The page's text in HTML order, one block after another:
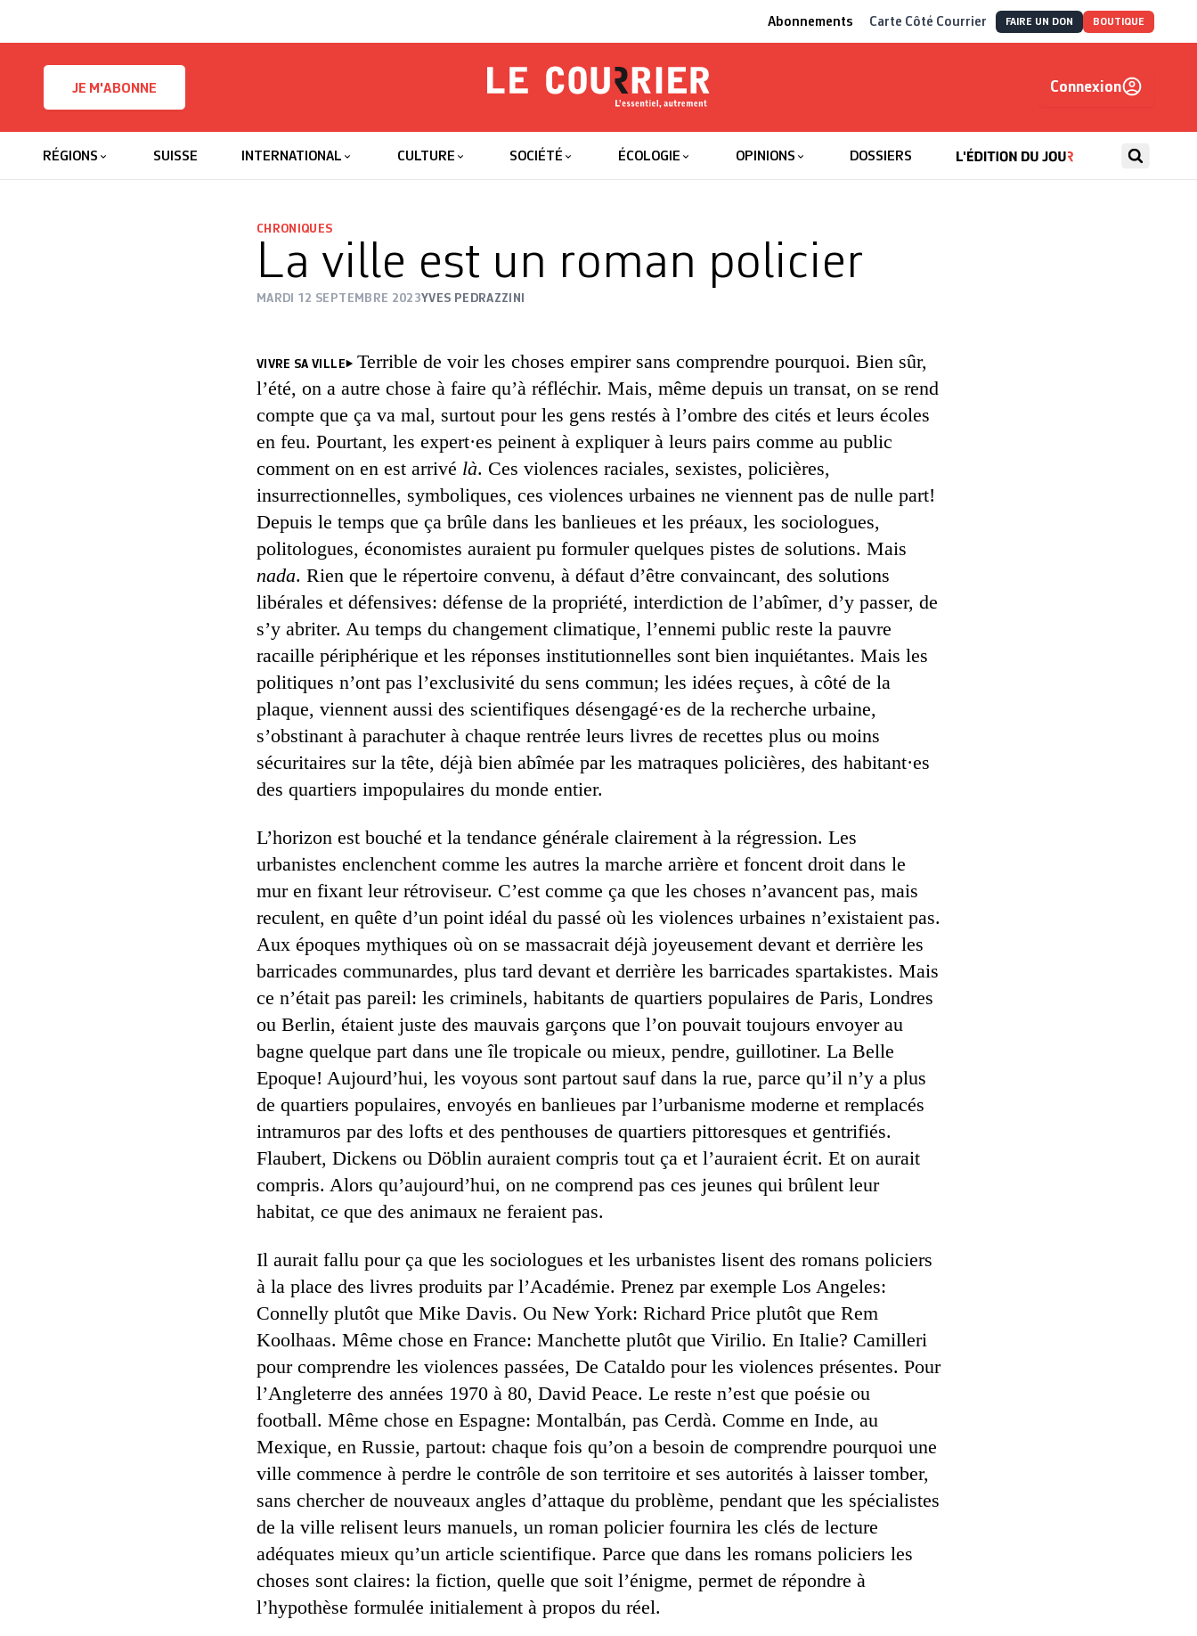
Abonnements Carte Côté Courrier FAIRE UN DON BOUTIQUE
JE M'ABONNE
Le Courrier
Connexion
RÉGIONS SUISSE INTERNATIONAL CULTURE SOCIÉTÉ ÉCOLOGIE OPINIONS DOSSIERS
CHRONIQUES
La ville est un roman policier
MARDI 12 SEPTEMBRE 2023YVES PEDRAZZINI
VIVRE SA VILLE
Terrible de voir les choses empirer sans comprendre pourquoi. Bien sûr,
l’été, on a autre chose à faire qu’à réfléchir. Mais, même depuis un transat, on se rend
compte que ça va mal, surtout pour les gens restés à l’ombre des cités et leurs écoles
en feu. Pourtant, les expert·es peinent à expliquer à leurs pairs comme au public
comment on en est arrivé là. Ces violences raciales, sexistes, policières,
insurrectionnelles, symboliques, ces violences urbaines ne viennent pas de nulle part!
Depuis le temps que ça brûle dans les banlieues et les préaux, les sociologues,
politologues, économistes auraient pu formuler quelques pistes de solutions. Mais
nada. Rien que le répertoire convenu, à défaut d’être convaincant, des solutions
libérales et défensives: défense de la propriété, interdiction de l’abîmer, d’y passer, de
s’y abriter. Au temps du changement climatique, l’ennemi public reste la pauvre
racaille périphérique et les réponses institutionnelles sont bien inquiétantes. Mais les
politiques n’ont pas l’exclusivité du sens commun; les idées reçues, à côté de la
plaque, viennent aussi des scientifiques désengagé·es de la recherche urbaine,
s’obstinant à parachuter à chaque rentrée leurs livres de recettes plus ou moins
sécuritaires sur la tête, déjà bien abîmée par les matraques policières, des habitant·es
des quartiers impopulaires du monde entier.
L’horizon est bouché et la tendance générale clairement à la régression. Les
urbanistes enclenchent comme les autres la marche arrière et foncent droit dans le
mur en fixant leur rétroviseur. C’est comme ça que les choses n’avancent pas, mais
reculent, en quête d’un point idéal du passé où les violences urbaines n’existaient pas.
Aux époques mythiques où on se massacrait déjà joyeusement devant et derrière les
barricades communardes, plus tard devant et derrière les barricades spartakistes. Mais
ce n’était pas pareil: les criminels, habitants de quartiers populaires de Paris, Londres
ou Berlin, étaient juste des mauvais garçons que l’on pouvait toujours envoyer au
bagne quelque part dans une île tropicale ou mieux, pendre, guillotiner. La Belle
Epoque! Aujourd’hui, les voyous sont partout sauf dans la rue, parce qu’il n’y a plus
de quartiers populaires, envoyés en banlieues par l’urbanisme moderne et remplacés
intramuros par des lofts et des penthouses de quartiers pittoresques et gentrifiés.
Flaubert, Dickens ou Döblin auraient compris tout ça et l’auraient écrit. Et on aurait
compris. Alors qu’aujourd’hui, on ne comprend pas ces jeunes qui brûlent leur
habitat, ce que des animaux ne feraient pas.
Il aurait fallu pour ça que les sociologues et les urbanistes lisent des romans policiers
à la place des livres produits par l’Académie. Prenez par exemple Los Angeles:
Connelly plutôt que Mike Davis. Ou New York: Richard Price plutôt que Rem
Koolhaas. Même chose en France: Manchette plutôt que Virilio. En Italie? Camilleri
pour comprendre les violences passées, De Cataldo pour les violences présentes. Pour
l’Angleterre des années 1970 à 80, David Peace. Le reste n’est que poésie ou
football. Même chose en Espagne: Montalbán, pas Cerdà. Comme en Inde, au
Mexique, en Russie, partout: chaque fois qu’on a besoin de comprendre pourquoi une
ville commence à perdre le contrôle de son territoire et ses autorités à laisser tomber,
sans chercher de nouveaux angles d’attaque du problème, pendant que les spécialistes
de la ville relisent leurs manuels, un roman policier fournira les clés de lecture
adéquates mieux qu’un article scientifique. Parce que dans les romans policiers les
choses sont claires: la fiction, quelle que soit l’énigme, permet de répondre à
l’hypothèse formulée initialement à propos du réel.